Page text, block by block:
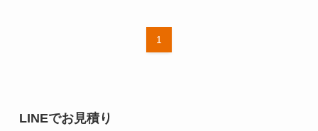
1
LINEでお見積り